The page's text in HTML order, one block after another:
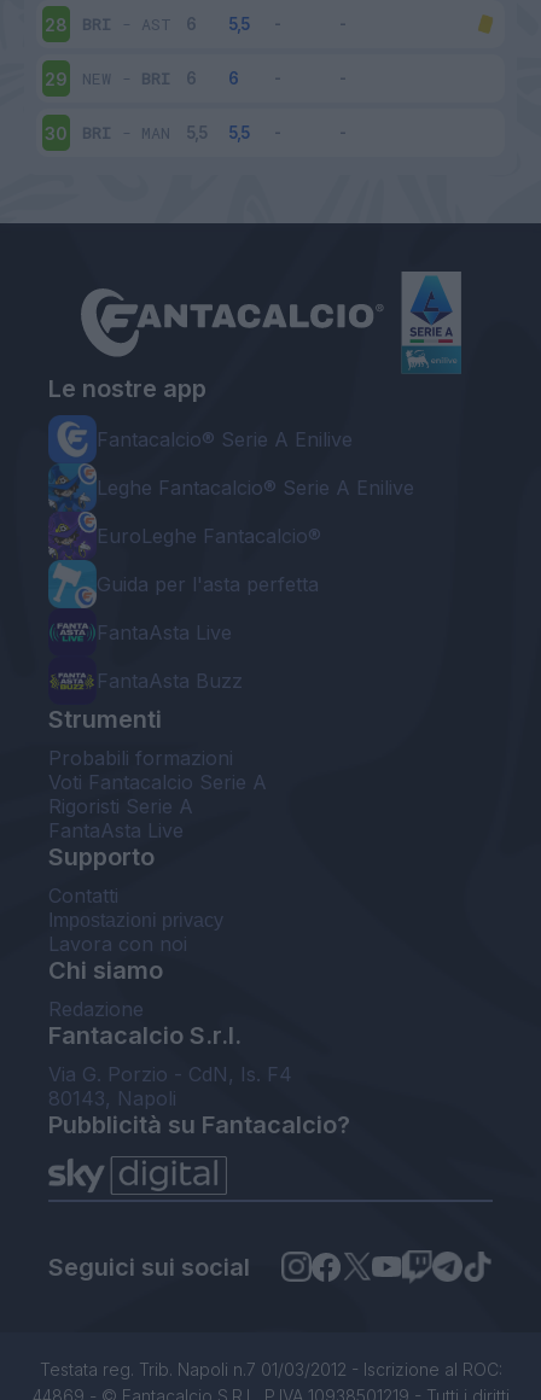
28 BRI - AST
29 NEW - BRI
30 BRI - MAN
Le nostre app
Fantacalcio® Serie A Enilive
Leghe Fantacalcio® Serie A Enilive
EuroLeghe Fantacalcio®
Guida per l'asta perfetta
FantaAsta Live
FantaAsta Buzz
Strumenti
Probabili formazioni
Voti Fantacalcio Serie A
Rigoristi Serie A
FantaAsta Live
Supporto
Contatti
Impostazioni privacy
Lavora con noi
Chi siamo
Redazione
Fantacalcio S.r.l.
Via G. Porzio - CdN, Is. F4
80143, Napoli
Pubblicità su Fantacalcio?
Seguici sui social
Testata reg. Trib. Napoli n.7 01/03/2012 - Iscrizione al ROC:
44869 - © Fantacalcio S.R.L. P.IVA 10938501219 - Tutti i diritti